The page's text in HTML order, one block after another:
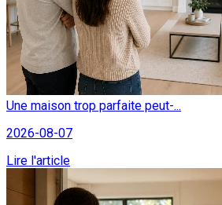
Une maison trop parfaite peut-...
2026-08-07
Lire l'article